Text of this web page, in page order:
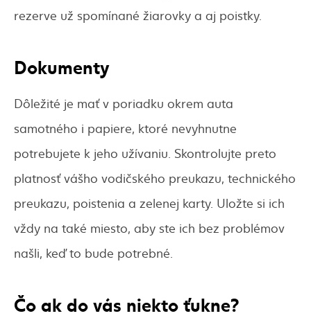
rezerve už spomínané žiarovky a aj poistky.
Dokumenty
Dôležité je mať v poriadku okrem auta
samotného i papiere, ktoré nevyhnutne
potrebujete k jeho užívaniu. Skontrolujte preto
platnosť vášho vodičského preukazu, technického
preukazu, poistenia a zelenej karty. Uložte si ich
vždy na také miesto, aby ste ich bez problémov
našli, keď to bude potrebné.
Čo ak do vás niekto ťukne?